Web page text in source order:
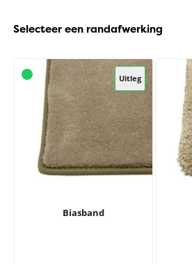
Selecteer een randafwerking
Uitleg
Biasband